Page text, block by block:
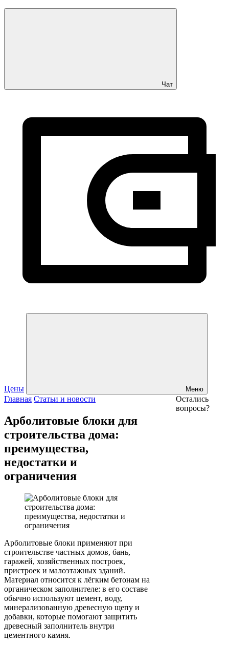
Чат
Цены Меню
Главная Статьи и новости
Арболитовые блоки для
строительства дома:
преимущества,
недостатки и
ограничения
Арболитовые блоки применяют при
строительстве частных домов, бань,
гаражей, хозяйственных построек,
пристроек и малоэтажных зданий.
Материал относится к лёгким бетонам на
органическом заполнителе: в его составе
обычно используют цемент, воду,
минерализованную древесную щепу и
добавки, которые помогают защитить
древесный заполнитель внутри
цементного камня.
Остались
вопросы?